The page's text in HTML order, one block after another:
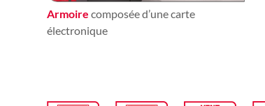
Armoire composée d’une carte
électronique